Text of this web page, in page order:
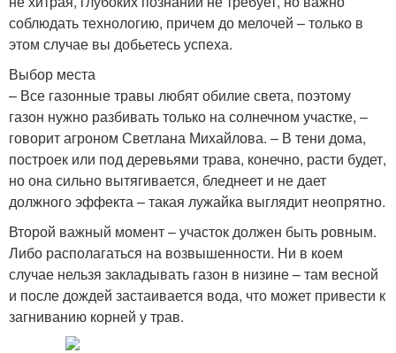
соблюдать технологию, причем до мелочей – только в
этом случае вы добьетесь успеха.
Выбор места
– Все газонные травы любят обилие света, поэтому
газон нужно разбивать только на солнечном участке, –
говорит агроном Светлана Михайлова. – В тени дома,
построек или под деревьями трава, конечно, расти будет,
но она сильно вытягивается, бледнеет и не дает
должного эффекта – такая лужайка выглядит неопрятно.
Второй важный момент – участок должен быть ровным.
Либо располагаться на возвышенности. Ни в коем
случае нельзя закладывать газон в низине – там весной
и после дождей застаивается вода, что может привести к
загниванию корней у трав.